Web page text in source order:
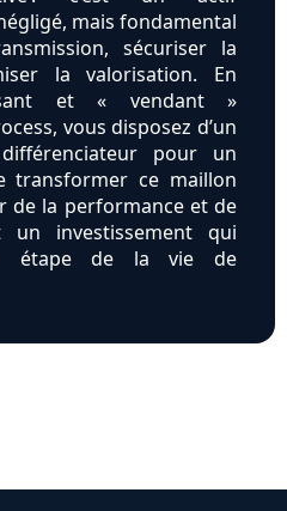
mais fondamental
sécuriser la
la valorisation. En
et « vendant »
vous disposez d’un
pour un
transformer ce maillon
de la performance et de
un investissement qui
étape de la vie de